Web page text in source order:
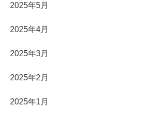
2025年5月
2025年4月
2025年3月
2025年2月
2025年1月